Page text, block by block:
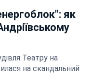
як
Театру на
на скандальний